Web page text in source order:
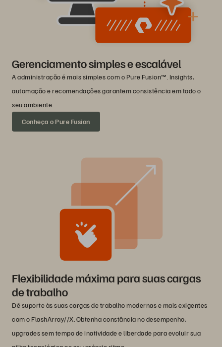
Gerenciamento simples e escalável
A administração é mais simples com o Pure Fusion™. Insights,
automação e recomendações garantem consistência em todo o
seu ambiente.
Conheça o Pure Fusion
Flexibilidade máxima para suas cargas
de trabalho
Dê suporte às suas cargas de trabalho modernas e mais exigentes
com o FlashArray//X. Obtenha constância no desempenho,
upgrades sem tempo de inatividade e liberdade para evoluir sua